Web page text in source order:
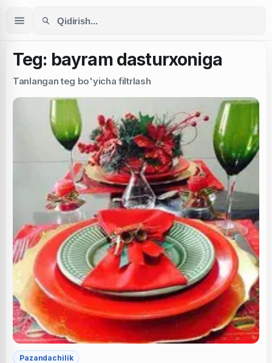
Teg: bayram dasturxoniga
Tanlangan teg bo'yicha filtrlash
Pazandachilik